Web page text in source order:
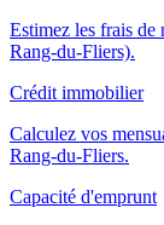
Estimez les frais de
Rang-du-Fliers).
Crédit immobilier
Calculez vos
Rang-du-Fliers.
Capacité d'emprunt